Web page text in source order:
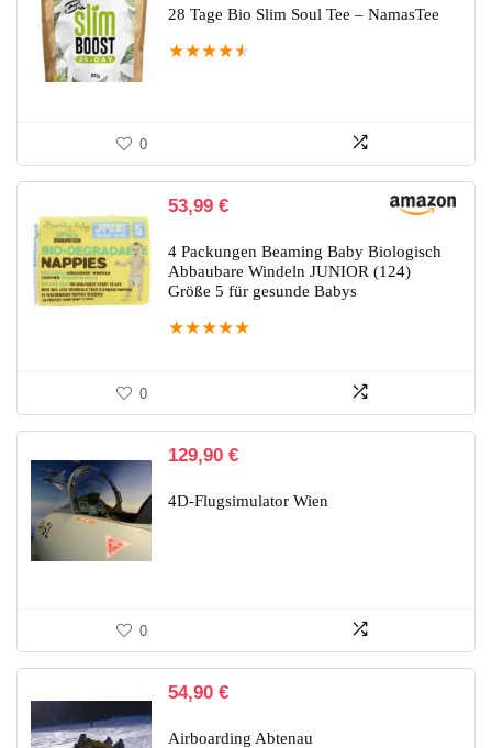
28 Tage Bio Slim Soul Tee – NamasTee
★★★★★
0
53,99 €
4 Packungen Beaming Baby Biologisch
Abbaubare Windeln JUNIOR (124)
Größe 5 für gesunde Babys
★★★★★
0
129,90 €
4D-Flugsimulator Wien
0
54,90 €
Airboarding Abtenau